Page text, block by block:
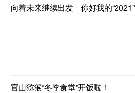
向着未来继续出发，你好我的“2021”
官山猕猴“冬季食堂”开饭啦！